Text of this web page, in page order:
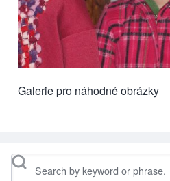
Galerie pro náhodné obrázky
Search